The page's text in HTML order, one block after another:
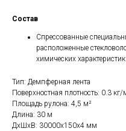
Состав
Спрессованные
расположенные
химических характеристик
Тип: Демпферная лента
Поверхностная плотность: 0.3 кг/
Площадь рулона: 4,5 м²
Длина: 30 м
ДxШxВ: 30000x150x4 мм